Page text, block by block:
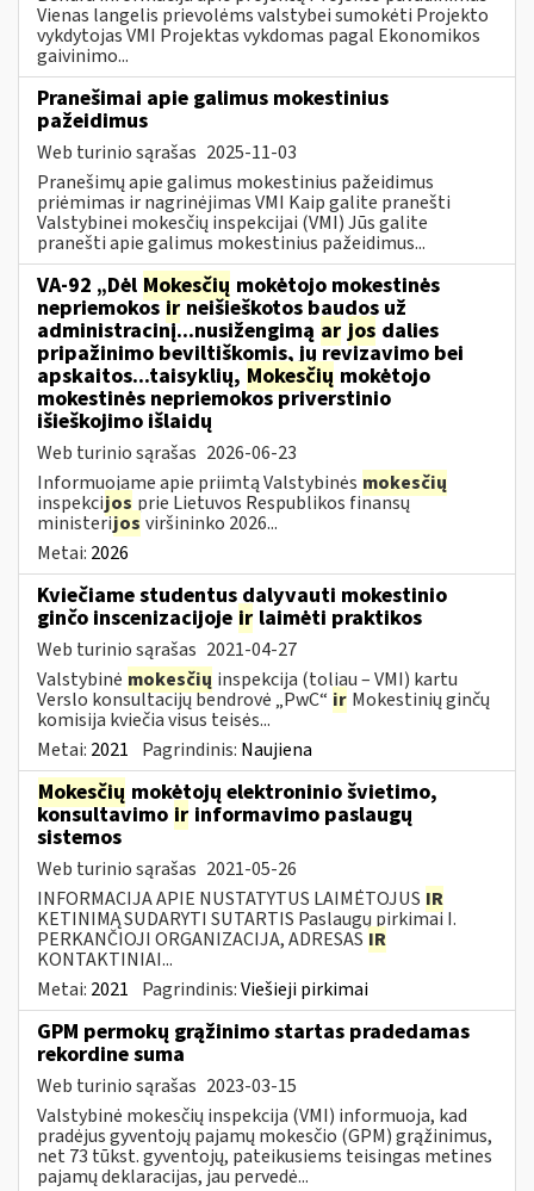
Vienas langelis prievolėms valstybei sumokėti Projekto
vykdytojas VMI Projektas vykdomas pagal Ekonomikos
gaivinimo...
Pranešimai apie galimus mokestinius
pažeidimus
Web turinio sąrašas 2025-11-03
Pranešimų apie galimus mokestinius pažeidimus
priėmimas ir nagrinėjimas VMI Kaip galite pranešti
Valstybinei mokesčių inspekcijai (VMI) Jūs galite
pranešti apie galimus mokestinius pažeidimus...
VA-92 „Dėl Mokesčių mokėtojo mokestinės
nepriemokosirneišieškotos baudos už
administracinį...nusižengimą ar jos dalies
pripažinimo beviltiškomis, jų revizavimo bei
apskaitos...taisyklių, Mokesčių mokėtojo
mokestinės nepriemokos priverstinio
išieškojimo išlaidų
Web turinio sąrašas 2026-06-23
Informuojame apie priimtą Valstybinės mokesčių
inspekcijos prie Lietuvos Respublikos finansų
ministerijos viršininko 2026...
Metai: 2026
Kviečiame studentus dalyvauti mokestinio
ginčo inscenizacijoje ir laimėti praktikos
Web turinio sąrašas 2021-04-27
Valstybinė mokesčių inspekcija (toliau – VMI) kartu
Verslo konsultacijų bendrovė „PwC“ ir Mokestinių ginčų
komisija kviečia visus teisės...
Metai: 2021 Pagrindinis: Naujiena
Mokesčių mokėtojų elektroninio švietimo,
konsultavimo ir informavimo paslaugų
sistemos
Web turinio sąrašas 2021-05-26
INFORMACIJA APIE NUSTATYTUS LAIMĖTOJUS IR
KETINIMĄ SUDARYTI SUTARTIS Paslaugų pirkimai I.
PERKANČIOJI ORGANIZACIJA, ADRESAS IR
KONTAKTINIAI...
Metai: 2021 Pagrindinis:Viešieji pirkimai
GPM permokų grąžinimo startas pradedamas
rekordine suma
Web turinio sąrašas 2023-03-15
Valstybinė mokesčių inspekcija (VMI) informuoja, kad
pradėjus gyventojų pajamų mokesčio (GPM) grąžinimus,
net 73 tūkst. gyventojų, pateikusiems teisingas metines
pajamų deklaracijas, jau pervedė...